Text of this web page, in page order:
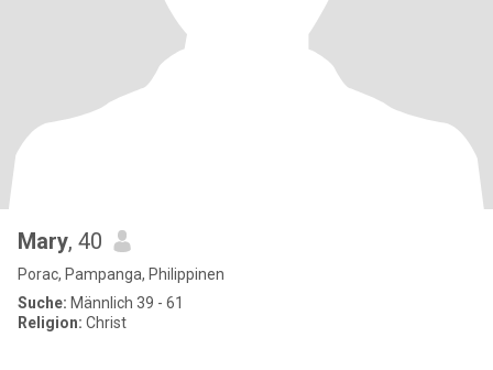
Mary, 40
Porac, Pampanga, Philippinen
Suche: Männlich 39 - 61
Religion: Christ